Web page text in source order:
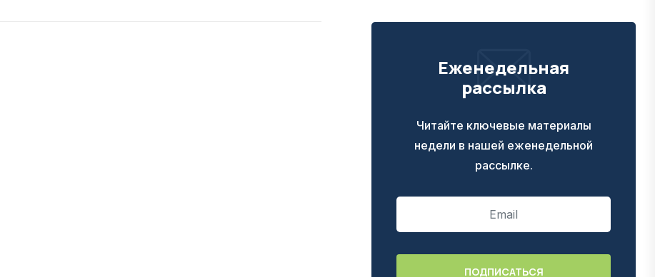
Еженедельная
рассылка
Читайте ключевые материалы
недели в нашей еженедельной
рассылке.